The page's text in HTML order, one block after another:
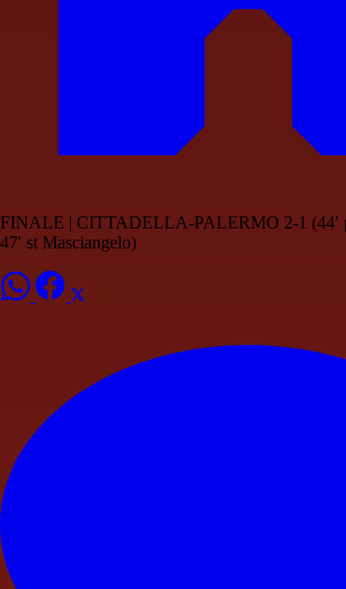
FINALE | CITTADELLA-PALERMO 2-1 (44′
47′ st Masciangelo)